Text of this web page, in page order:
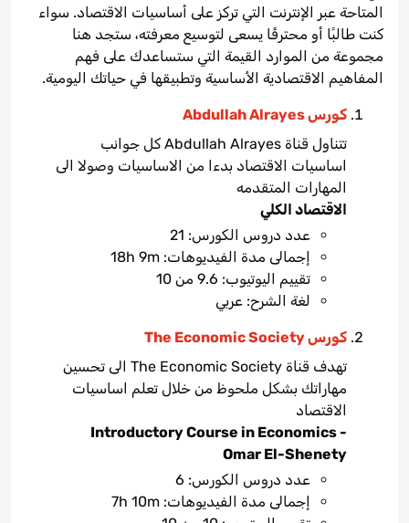
المتاحة عبر الإنترنت التي تركز على أساسيات الاقتصاد. سواء
كنت طالبًا أو محترفًا يسعى لتوسيع معرفته، ستجد هنا
مجموعة من الموارد القيمة التي ستساعدك على فهم
المفاهيم الاقتصادية الأساسية وتطبيقها في حياتك اليومية.
كورس Abdullah Alrayes
تتناول قناة Abdullah Alrayes كل جوانب
اساسيات الاقتصاد بدءا من الاساسيات وصولا الى
المهارات المتقدمه
الاقتصاد الكلي
عدد دروس الكورس: 21
إجمالى مدة الفيديوهات: 18h 9m
تقييم اليوتيوب: 9.6 من 10
لغة الشرح: عربي
كورس The Economic Society
تهدف قناة The Economic Society الى تحسين
مهاراتك بشكل ملحوظ من خلال تعلم اساسيات
الاقتصاد
Introductory Course in Economics -
Omar El-Shenety
عدد دروس الكورس: 6
إجمالى مدة الفيديوهات: 7h 10m